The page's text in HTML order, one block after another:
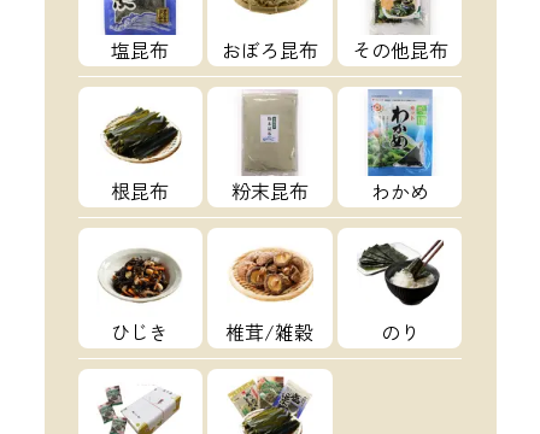
塩昆布 おぼろ昆布 その他昆布
根昆布 粉末昆布 わかめ
ひじき 椎茸/雑穀 のり